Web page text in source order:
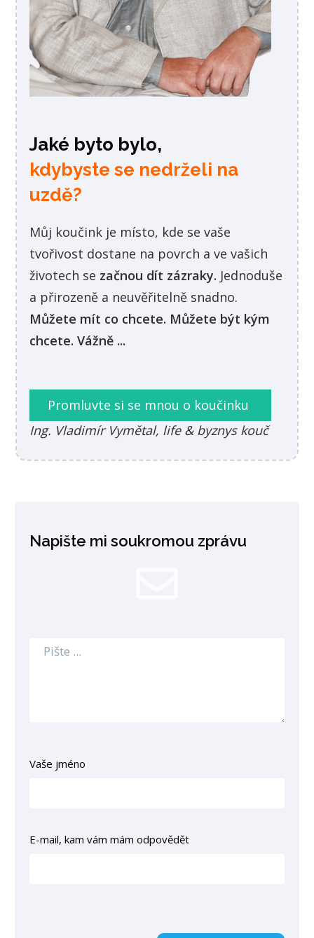
Jaké byto bylo,
kdybyste se nedrželi na
uzdě?
Můj koučink je místo, kde se vaše
tvořivost dostane na povrch a ve vašich
životech se začnou dít zázraky. Jednoduše
a přirozeně a neuvěřitelně snadno.
Můžete mít co chcete. Můžete být kým
chcete. Vážně ...
Promluvte si se mnou o koučinku
Ing. Vladimír Vymětal, life & byznys kouč
Napište mi soukromou zprávu
Vaše jméno
E-mail, kam vám mám odpovědět